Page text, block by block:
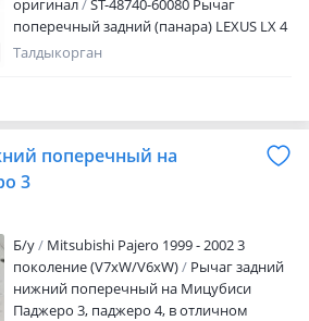
оригинал
ST-48740-60080 Рычаг
поперечный задний (панара) LEXUS LX 4
Артикул, наименование товара, марка
Желтоксан 259 Режим работы: Пн. —
пт.09: 00 — 18: 00 Сб.10: 00 — 17: 00 Вс —
выходной
Талдыкорган
поперечный на
3
Б/y
Mitsubishi Pajero 1999 - 2002 3
поколение (V7xW/V6xW)
Рычаг задний
нижний поперечный на Мицубиси
Паджеро 3, паджеро 4, в отличном